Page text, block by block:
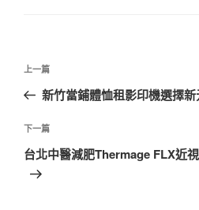
文
導
覽
上
一
文
章
上一篇
新竹當鋪體恤租影印機選擇
下
一
下一篇
台北中醫減肥Thermage FLX近